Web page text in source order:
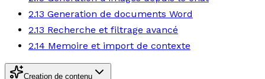
2.13 Generation de documents Word
2.13 Recherche et filtrage avancé
2.14 Memoire et import de contexte
Creation de contenu